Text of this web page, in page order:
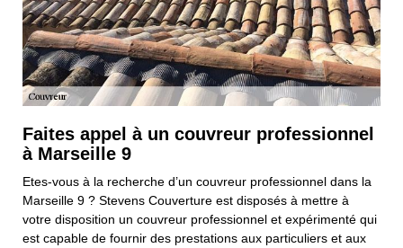
Faites appel à un couvreur professionnel
à Marseille 9
Etes-vous à la recherche d’un couvreur professionnel dans la
Marseille 9 ? Stevens Couverture est disposés à mettre à
votre disposition un couvreur professionnel et expérimenté qui
est capable de fournir des prestations aux particuliers et aux